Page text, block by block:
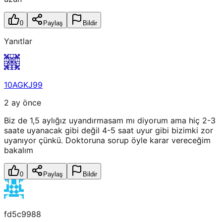
0 Paylaş Bildir
Yanıtlar
10AGKJ99
2 ay önce
Biz de 1,5 aylığız uyandırmasam mı diyorum ama hiç 2-3
saate uyanacak gibi değil 4-5 saat uyur gibi bizimki zor
uyanıyor çünkü. Doktoruna sorup öyle karar vereceğim
bakalım
0 Paylaş Bildir
fd5c9988